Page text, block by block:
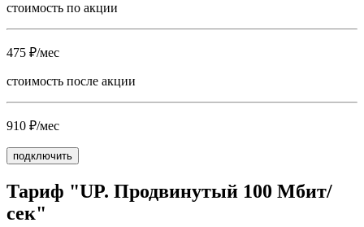
стоимость по акции
475 ₽/мес
стоимость после акции
910 ₽/мес
подключить
Тариф "UP. Продвинутый 100 Мбит/
сек"